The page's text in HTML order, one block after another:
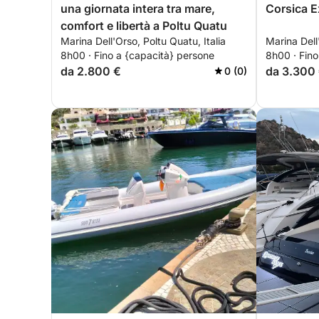
una giornata intera tra mare,
comfort e libertà a Poltu Quatu
Marina Dell'Orso, Poltu Quatu, Italia
8h00 · Fino a {capacità} persone
da 2.800 € 0 (0)
Corsica
Marina
8h00 ·
da 3.300